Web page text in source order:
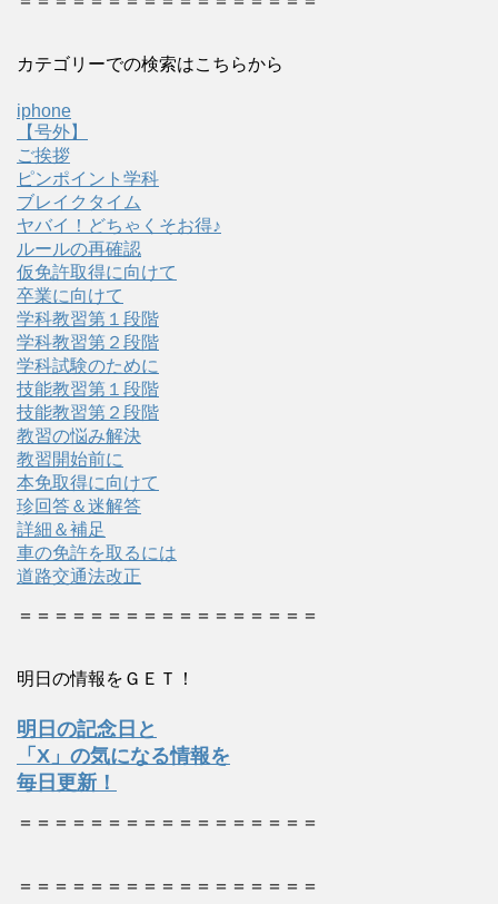
カテゴリーでの検索はこちらから
iphone
【号外】
ご挨拶
ピンポイント学科
ブレイクタイム
ヤバイ！どちゃくそお得♪
ルールの再確認
仮免許取得に向けて
卒業に向けて
学科教習第１段階
学科教習第２段階
学科試験のために
技能教習第１段階
技能教習第２段階
教習の悩み解決
教習開始前に
本免取得に向けて
珍回答＆迷解答
詳細＆補足
車の免許を取るには
道路交通法改正
＝＝＝＝＝＝＝＝＝＝＝＝＝＝＝＝＝
明日の情報をＧＥＴ！
明日の記念日と
「X」の気になる情報を
毎日更新！
＝＝＝＝＝＝＝＝＝＝＝＝＝＝＝＝＝
＝＝＝＝＝＝＝＝＝＝＝＝＝＝＝＝＝